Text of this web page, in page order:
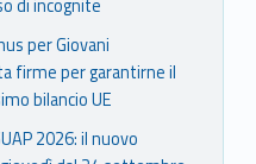
di incognite
per Giovani
firme per garantirne il
bilancio UE
2026: il nuovo